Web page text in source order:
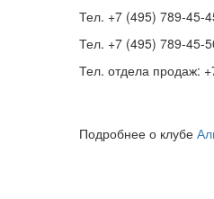
Тел. +7 (495) 789-45-
Тел. +7 (495) 789-45-
Тел. отдела продаж:
Подробнее о клубе